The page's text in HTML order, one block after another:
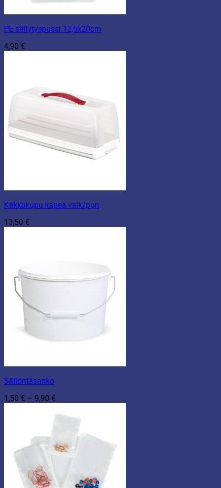
PE säilytyspussi 12,5x20cm
4,90 €
Kakkukupu kapea valk/pun
13,50 €
Säilöntäsanko
1,50 € – 9,90 €
-